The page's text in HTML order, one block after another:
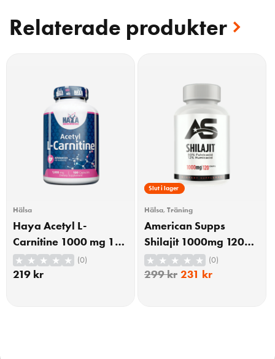
Relaterade produkter
Hälsa
Haya Acetyl L-
Carnitine 1000 mg 100
Kapslar
(0)
219 kr
23% Rabatt
Slut i lager
Hälsa, Träning
American Supps
Shilajit 1000mg 120
Kapslar
(0)
299kr 231 kr